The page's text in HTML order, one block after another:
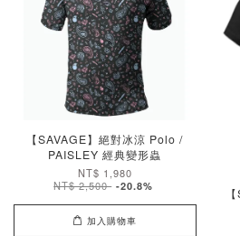
【SAVAGE】絕對冰涼 Polo /
PAISLEY 經典變形蟲
NT$ 1,980
NT$ 2,500 -20.8%
加入購物車